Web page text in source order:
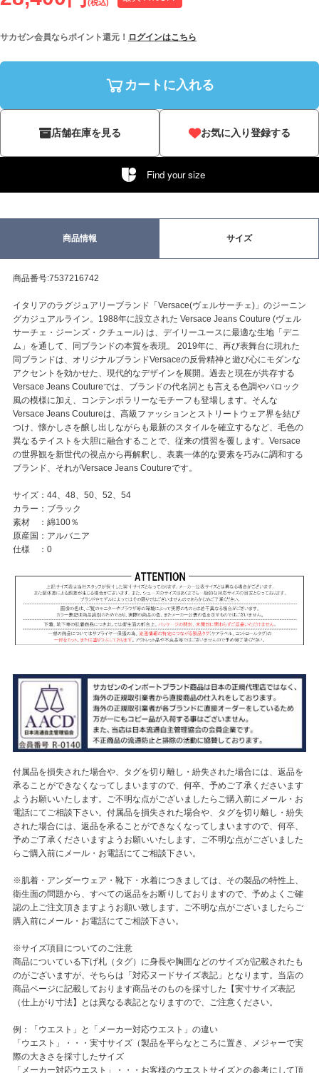
(税込)
サカゼン会員ならポイント還元！ ログインはこちら
カートに入れる
店舗在庫を見る お気に入り登録する
Find your size
商品情報 サイズ
商品番号:7537216742
イタリアのラグジュアリーブランド「Versace(ヴェルサーチェ)」のジーニン
グカジュアルライン。1988年に設立された Versace Jeans Couture (ヴェル
サーチェ・ジーンズ・クチュール) は、デイリーユースに最適な生地「デニ
ム」を通して、同ブランドの本質を表現。 2019年に、再び表舞台に現れた
同ブランドは、オリジナルブランドVersaceの反骨精神と遊び心にモダンな
アクセントを効かせた、現代的なデザインを展開。過去と現在が共存する
Versace Jeans Coutureでは、ブランドの代名詞とも言える色調やバロック
風の模様に加え、コンテンポラリーなモチーフも登場します。そんな
Versace Jeans Coutureは、高級ファッションとストリートウェア界を結び
つけ、懐かしさを醸し出しながらも最新のスタイルを確立するなど、毛色の
異なるテイストを大胆に融合することで、従来の慣習を覆します。Versace
の世界観を新世代の視点から再解釈し、表裏一体的な要素を巧みに調和する
ブランド、それがVersace Jeans Coutureです。
サイズ：44、48、50、52、54
カラー：ブラック
素材 ：綿100％
原産国：アルバニア
仕様 ：0
付属品を損失された場合や、タグを切り離し・紛失された場合には、返品を
承ることができなくなってしまいますので、何卒、予めご了承くださいます
ようお願いいたします。ご不明な点がございましたらご購入前にメール・お
電話にてご相談下さい。付属品を損失された場合や、タグを切り離し・紛失
された場合には、返品を承ることができなくなってしまいますので、何卒、
予めご了承くださいますようお願いいたします。ご不明な点がございました
らご購入前にメール・お電話にてご相談下さい。
※肌着・アンダーウェア・靴下・水着につきましては、その製品の特性上、
衛生面の問題から、すべての返品をお断りしておりますので、予めよくご確
認の上ご注文頂きますようお願い致します。ご不明な点がございましたらご
購入前にメール・お電話にてご相談下さい。
※サイズ項目についてのご注意
商品についている下げ札（タグ）に身長や胸囲などのサイズが記載されたも
のがございますが、そちらは「対応ヌードサイズ表記」となります。当店の
商品ページに記載しております商品そのものを採寸した【実寸サイズ表記
（仕上がり寸法】とは異なる表記となりますので、ご注意ください。
例：「ウエスト」と「メーカー対応ウエスト」の違い
「ウエスト」・・・実寸サイズ（製品を平らなところに置き、メジャーで実
際の大きさを採寸したサイズ
「メーカー対応ウエスト」・・・お客様のウエストサイズとの参考にして頂